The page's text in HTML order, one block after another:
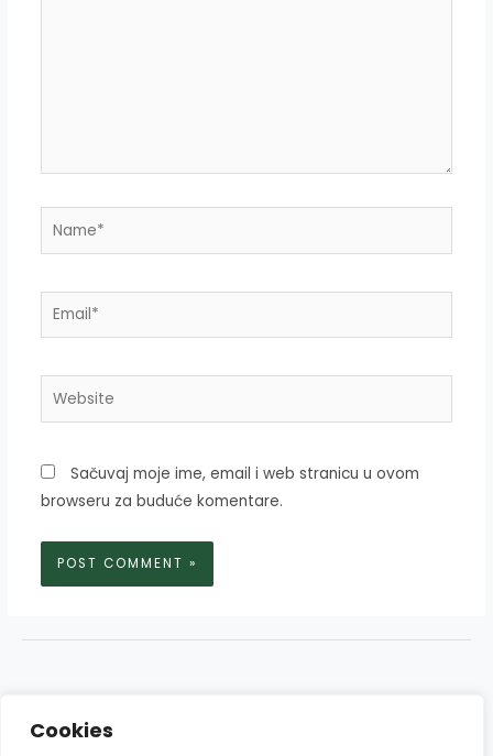
Cookies
Name*
Email*
Website
Sačuvaj moje ime, email i web stranicu u ovom
browseru za buduće komentare.